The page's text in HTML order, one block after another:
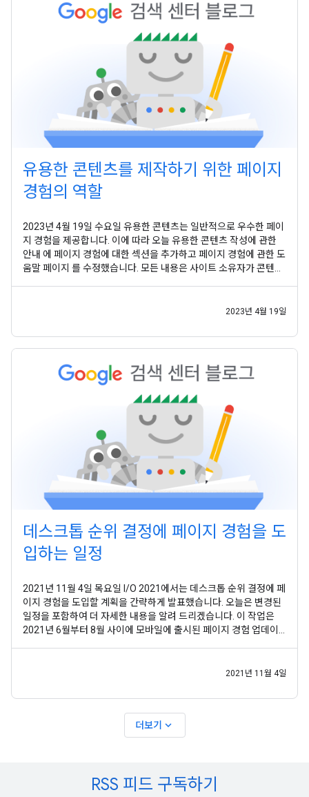
유용한 콘텐츠를 제작하기 위한 페이지
경험의 역할
2023년 4월 19일 수요일 유용한 콘텐츠는 일반적으로 우수한 페이
지 경험을 제공합니다. 이에 따라 오늘 유용한 콘텐츠 작성에 관한
안내 에 페이지 경험에 대한 섹션을 추가하고 페이지 경험에 관한 도
움말 페이지 를 수정했습니다. 모든 내용은 사이트 소유자가 콘텐츠
2023년 4월 19일
데스크톱 순위 결정에 페이지 경험을 도
입하는 일정
2021년 11월 4일 목요일 I/O 2021에서는 데스크톱 순위 결정에 페
이지 경험을 도입할 계획을 간략하게 발표했습니다. 오늘은 변경된
일정을 포함하여 더 자세한 내용을 알려 드리겠습니다. 이 작업은
2021년 6월부터 8월 사이에 모바일에 출시된 페이지 경험 업데이
2021년 11월 4일
더보기 expand_more
RSS 피드 구독하기